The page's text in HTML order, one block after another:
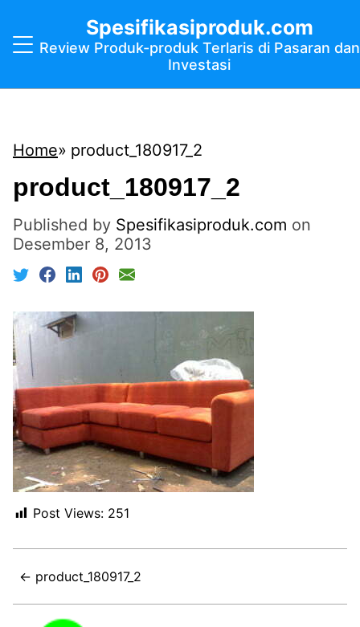
Spesifikasiproduk.com
Review Produk-produk Terlaris di Pasaran dan
Investasi
Home product_180917_2
product_180917_2
Published by Spesifikasiproduk.com on
Desember 8, 2013
Post Views: 251
← product_180917_2